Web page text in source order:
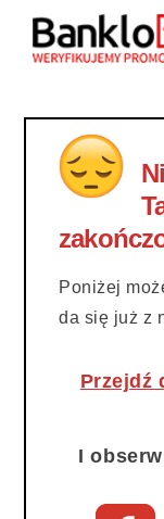
Poniżej
da się już z
Przejdź
I